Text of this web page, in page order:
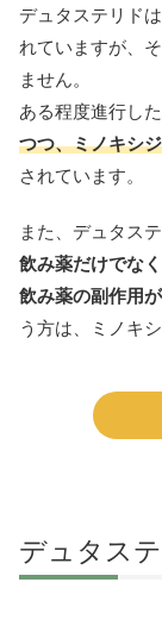
デュタステリド
れていますが、
ません。
ある程度進行し
つつ、ミノキシ
されています。
また、デュタス
飲み薬だけでな
飲み薬の副作用
う方は、ミノキ
デュタス